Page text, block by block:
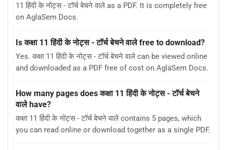
11 हिंदी के नोट्स - टॉर्च बेचने वाले as a PDF. It is completely free
on AglaSem Docs.
Is कक्षा 11 हिंदी के नोट्स - टॉर्च बेचने वाले free to download?
Yes. कक्षा 11 हिंदी के नोट्स - टॉर्च बेचने वाले can be viewed online
and downloaded as a PDF free of cost on AglaSem Docs.
How many pages does कक्षा 11 हिंदी के नोट्स - टॉर्च बेचने
वाले have?
कक्षा 11 हिंदी के नोट्स - टॉर्च बेचने वाले contains 5 pages, which
you can read online or download together as a single PDF.